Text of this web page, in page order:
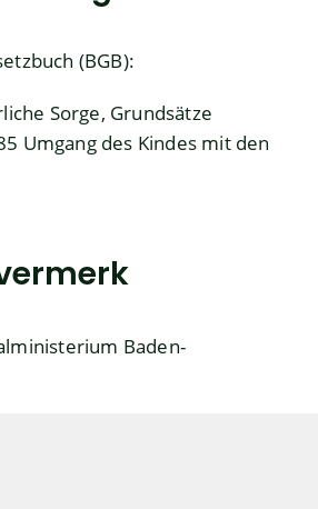
(BGB):
Sorge, Grundsätze
Umgang des Kindes mit den
Baden-